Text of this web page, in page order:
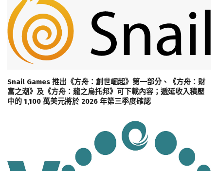
Snail Games 推出《方舟：創世崛起》第一部分、《方舟：財
富之潮》及《方舟：龍之烏托邦》可下載內容；遞延收入積壓
中的 1,100 萬美元將於 2026 年第三季度確認